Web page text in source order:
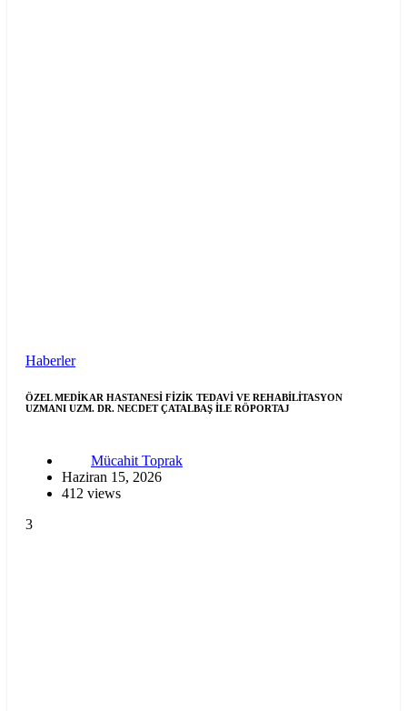
Haberler
ÖZEL MEDİKAR HASTANESİ FİZİK TEDAVİ VE REHABİLİTASYON
UZMANI UZM. DR. NECDET ÇATALBAŞ İLE RÖPORTAJ
Mücahit Toprak
Haziran 15, 2026
412 views
3